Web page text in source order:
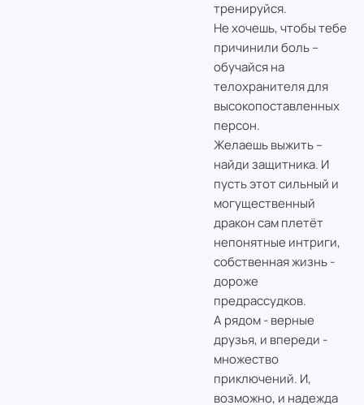
тренируйся.
Не хочешь, чтобы тебе
причинили боль –
обучайся на
телохранителя для
высокопоставленных
персон.
Желаешь выжить –
найди защитника. И
пусть этот сильный и
могущественный
дракон сам плетёт
непонятные интриги,
собственная жизнь -
дороже
предрассудков.
А рядом - верные
друзья, и впереди -
множество
приключений. И,
возможно, и надежда